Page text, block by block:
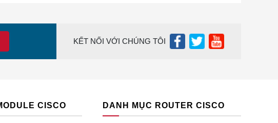
KẾT NỐI VỚI CHÚNG TÔI
CISCO DANH MỤC ROUTER CISCO